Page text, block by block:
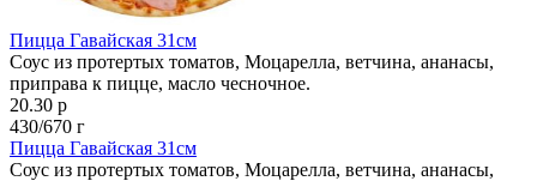
Пицца Гавайская 31см
Соус из протертых томатов, Моцарелла, ветчина, ананасы,
приправа к пицце, масло чесночное.
20.30 р
430/670 г
Пицца Гавайская 31см
Соус из протертых томатов, Моцарелла, ветчина, ананасы,